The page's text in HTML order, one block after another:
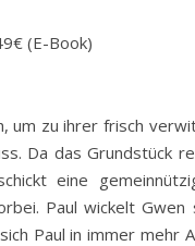
(E-Book)
um zu ihrer frisch
Da das Grundstück
eine
Paul wickelt
Paul in immer mehr